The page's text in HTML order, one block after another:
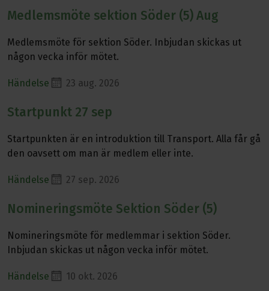
Läs mer om Medlemsmöte sektion Söder (5) Aug
Medlemsmöte sektion Söder (5) Aug
Medlemsmöte för sektion Söder. Inbjudan skickas ut
någon vecka inför mötet.
Händelse 23 aug. 2026
Läs mer om Startpunkt 27 sep
Startpunkt 27 sep
Startpunkten är en introduktion till Transport. Alla får gå
den oavsett om man är medlem eller inte.
Händelse 27 sep. 2026
Läs mer om Nomineringsmöte Sektion Söder (5)
Nomineringsmöte Sektion Söder (5)
Nomineringsmöte för medlemmar i sektion Söder.
Inbjudan skickas ut någon vecka inför mötet.
Händelse 10 okt. 2026